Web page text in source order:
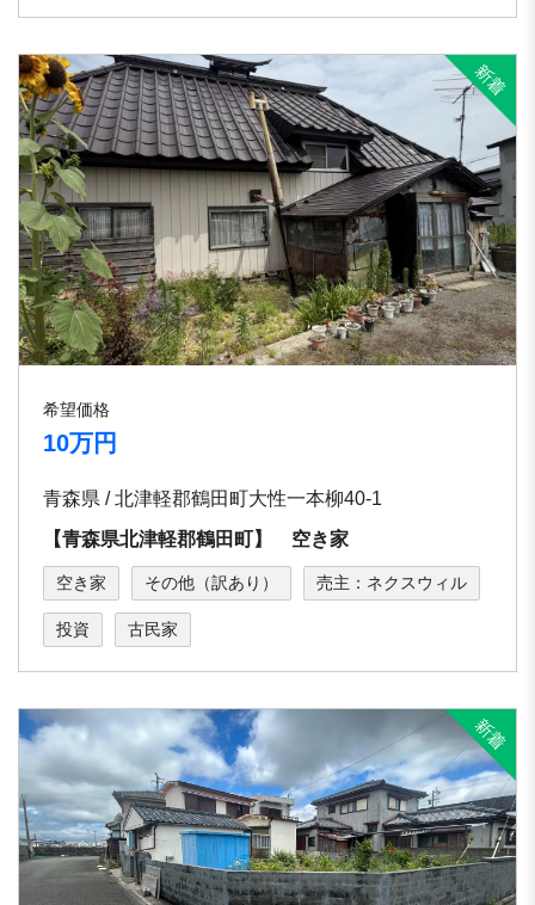
希望価格
10万円
青森県 / 北津軽郡鶴田町大性一本柳40-1
【青森県北津軽郡鶴田町】 空き家
空き家 その他（訳あり） 売主：ネクスウィル
投資 古民家